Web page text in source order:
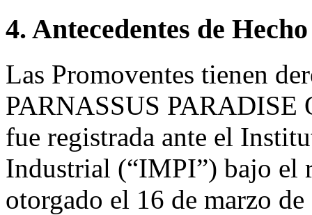
4. Antecedentes de Hecho
Las Promoventes tienen
PARNASSUS PARADISE
fue registrada ante el
Industrial (“IMPI”) bajo el
otorgado el 16 de marzo